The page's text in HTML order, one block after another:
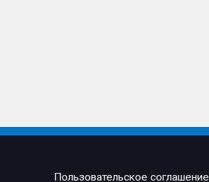
Пользовательское соглашение